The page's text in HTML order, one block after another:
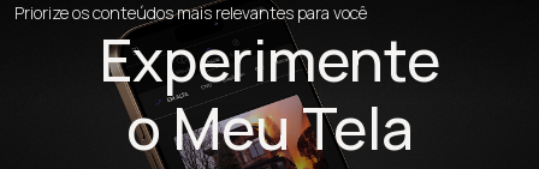
Priorize os conteúdos mais relevantes para você
Experimente
o Meu Tela